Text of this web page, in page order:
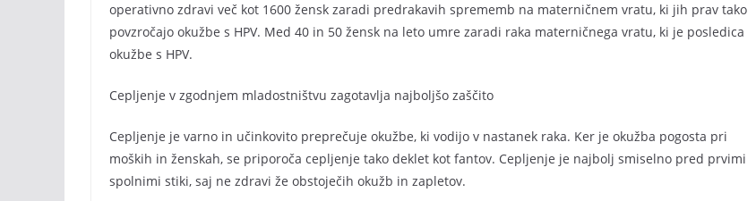
operativno zdravi več kot 1600 žensk zaradi predrakavih sprememb na materničnem vratu, ki jih prav tako
povzročajo okužbe s HPV. Med 40 in 50 žensk na leto umre zaradi raka materničnega vratu, ki je posledica
okužbe s HPV.
Cepljenje v zgodnjem mladostništvu zagotavlja najboljšo zaščito
Cepljenje je varno in učinkovito preprečuje okužbe, ki vodijo v nastanek raka. Ker je okužba pogosta pri
moških in ženskah, se priporoča cepljenje tako deklet kot fantov. Cepljenje je najbolj smiselno pred prvimi
spolnimi stiki, saj ne zdravi že obstoječih okužb in zapletov.